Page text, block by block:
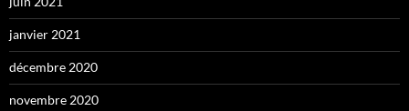
janvier 2021
décembre 2020
novembre 2020